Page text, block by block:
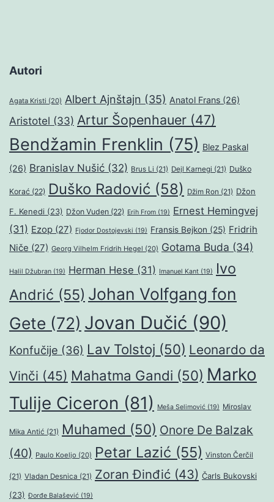
Autori
Agata Kristi (20) Albert Ajnštajn (35) Anatol Frans (26)
Aristotel (33) Artur Šopenhauer (47)
Bendžamin Frenklin (75) Blez Paskal
(26) Branislav Nušić (32) Brus Li (21) Dejl Karnegi (21) Duško
Korać (22) Duško Radović (58) Džim Ron (21) Džon
F. Kenedi (23) Džon Vuden (22) Erih From (19) Ernest Hemingvej
(31) Ezop (27) Fjodor Dostojevski (19) Fransis Bejkon (25) Fridrih
Niče (27) Georg Vilhelm Fridrih Hegel (20) Gotama Buda (34)
Halil Džubran (19) Herman Hese (31) Imanuel Kant (19)
Ivo
Andrić (55) Johan Volfgang fon
Gete (72) Jovan Dučić (90)
Konfučije (36) Lav Tolstoj (50) Leonardo da
Vinči (45) Mahatma Gandi (50) Marko
Tulije Ciceron (81) Meša Selimović (19) Miroslav
Mika Antić (21) Muhamed (50) Onore De Balzak
(40) Paulo Koeljo (20) Petar Lazić (55) Vinston Čerčil
(21) Vladan Desnica (21) Zoran Đinđić (43) Čarls Bukovski
(23) Đorđe Balašević (19)